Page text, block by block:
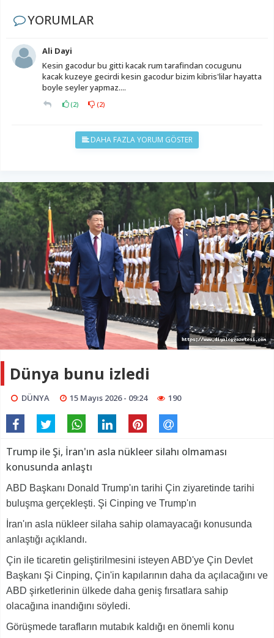
YORUMLAR
Ali Dayi
Kesin gacodur bu gitti kacak rum tarafindan cocugunu
kacak kuzeye gecirdi kesin gacodur bizim kibris'lilar hayatta
boyle seyler yapmaz....
(2) (2)
DAHA FAZLA YORUM GÖSTER
Dünya bunu izledi
DÜNYA 15 Mayıs 2026 - 09:24 190
Trump ile Şi, İran'ın asla nükleer silahı olmaması
konusunda anlaştı
ABD Başkanı Donald Trump'ın tarihi Çin ziyaretinde tarihi
buluşma gerçekleşti. Şi Cinping ve Trump'ın
İran'ın asla nükleer silaha sahip olamayacağı konusunda
anlaştığı açıklandı.
Çin ile ticaretin geliştirilmesini isteyen ABD'ye Çin Devlet
Başkanı Şi Cinping, Çin'in kapılarının daha da açılacağını ve
ABD şirketlerinin ülkede daha geniş fırsatlara sahip
olacağına inandığını söyledi.
Görüşmede tarafların mutabık kaldığı en önemli konu